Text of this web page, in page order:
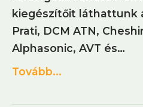
kiegészítőit láthattunk
Prati, DCM ATN,
Alphasonic, AVT és…
Tovább...